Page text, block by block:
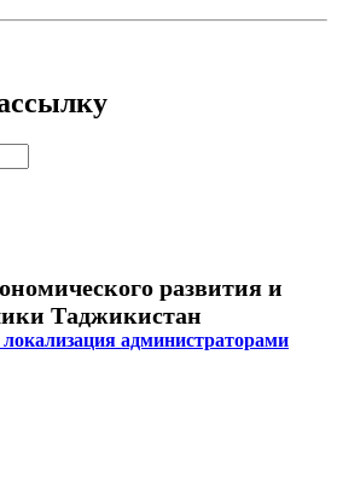
развития и
Таджикистан
локализация администраторами